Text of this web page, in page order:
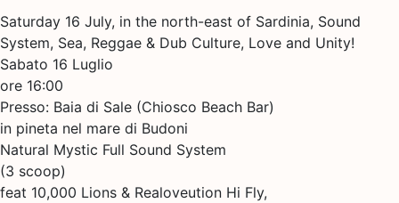
Saturday 16 July, in the north-east of Sardinia, Sound
System, Sea, Reggae & Dub Culture, Love and Unity!
Sabato 16 Luglio
ore 16:00
Presso: Baia di Sale (Chiosco Beach Bar)
in pineta nel mare di Budoni
Natural Mystic Full Sound System
(3 scoop)
feat 10,000 Lions & Realoveution Hi Fly,